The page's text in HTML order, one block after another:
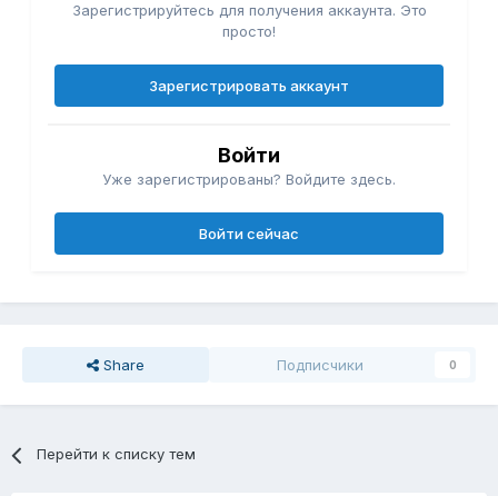
Зарегистрируйтесь для получения аккаунта. Это
просто!
Зарегистрировать аккаунт
Войти
Уже зарегистрированы? Войдите здесь.
Войти сейчас
Share Подписчики 0
Перейти к списку тем